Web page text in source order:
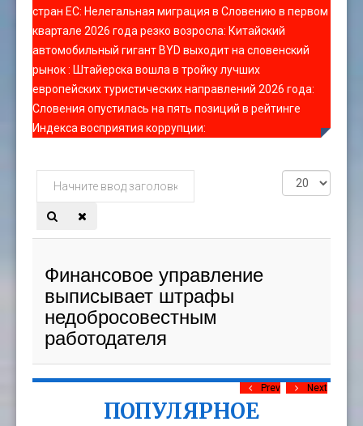
стран ЕС: Нелегальная миграция в Словению в первом
квартале 2026 года резко возросла: Китайский
автомобильный гигант BYD выходит на словенский
рынок: Штайерска вошла в тройку лучших
европейских туристических направлений 2026 года:
Словения опустилась на пять позиций в рейтинге
Индекса восприятия коррупции:
Начните
ввод
заголовка
метки
Кол-
во
Финансовое управление
выписывает штрафы
недобросовестным
работодателя
ПОПУЛЯРНОЕ
Prev Next